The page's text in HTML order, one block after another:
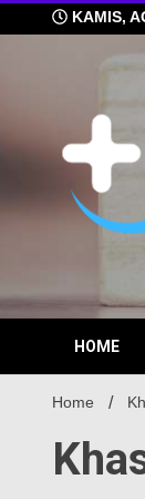
to
KAMIS,
HOME
Home